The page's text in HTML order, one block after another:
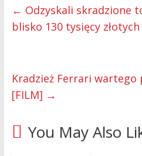
← Odzyskali skradzione
blisko 130 tysięcy złotych
Kradzież Ferrari wartego
[FILM] →
You May Also